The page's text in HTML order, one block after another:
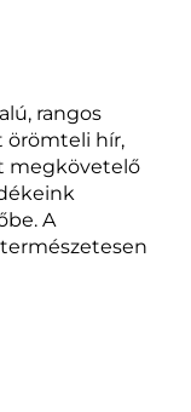
rangos
örömteli hír,
megkövetelő
A